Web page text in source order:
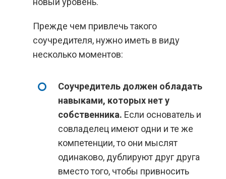
Прежде чем привлечь такого
соучредителя, нужно иметь в виду
несколько моментов:
Соучредитель должен обладать
навыками, которых нет у
собственника. Если основатель и
совладелец имеют одни и те же
компетенции, то они мыслят
одинаково, дублируют друг друга
вместо того, чтобы привносить